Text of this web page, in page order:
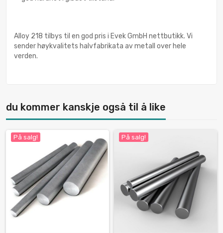
Alloy 218 tilbys til en god pris i Evek GmbH nettbutikk. Vi
sender høykvalitets halvfabrikata av metall over hele
verden.
du kommer kanskje også til å like
På salg! På salg!